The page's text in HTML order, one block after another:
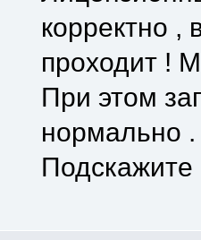
корректно ,
проходит !
При этом
нормально .
Подскажите